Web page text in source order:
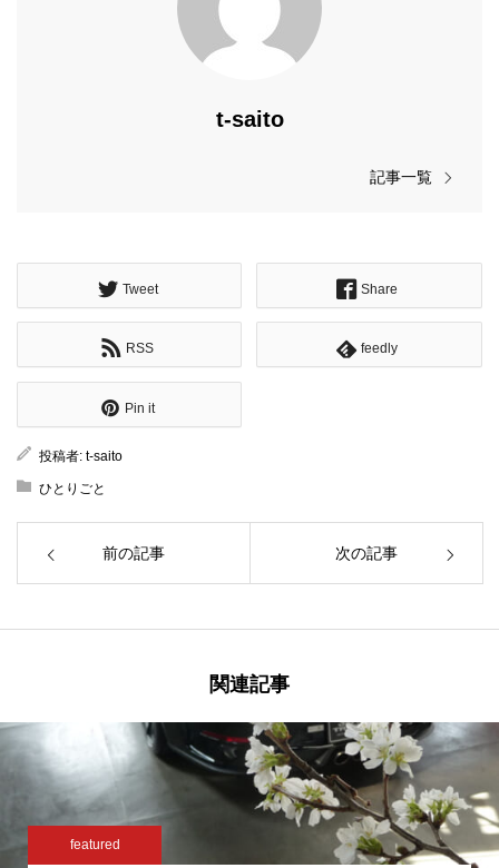
t-saito
記事一覧
Tweet Share
RSS feedly
Pin it
投稿者: t-saito
ひとりごと
前の記事 次の記事
関連記事
featured